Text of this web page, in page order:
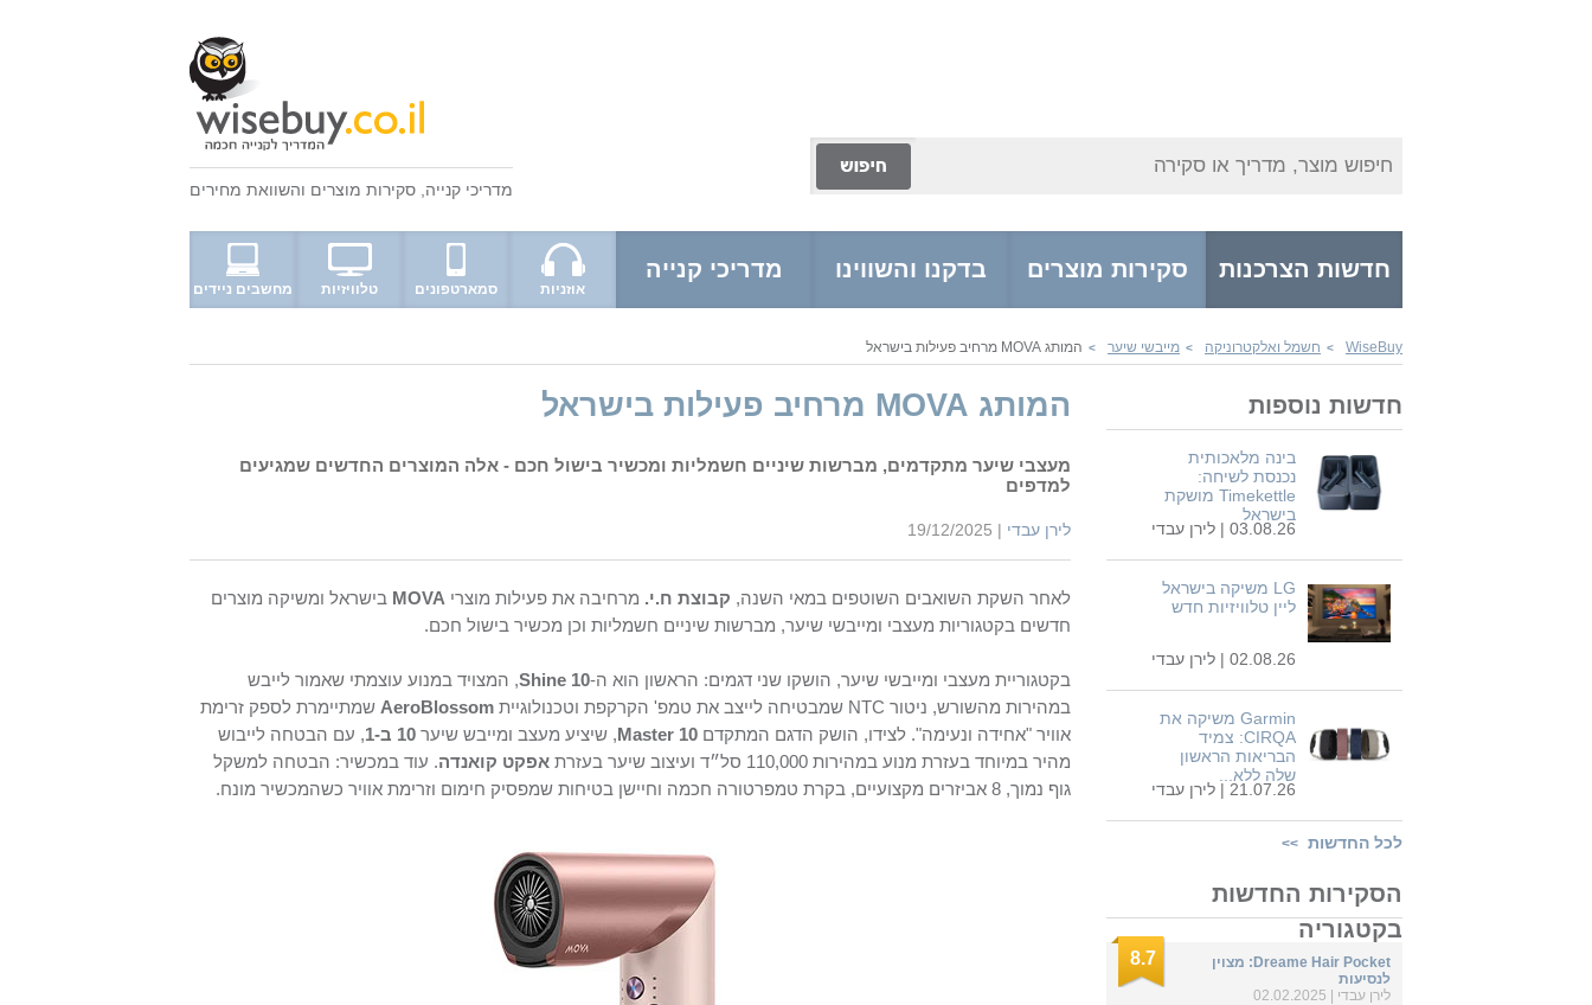
חיפוש מוצר, מדריך או סקירה
מדריכי קנייה סקירות מוצרים והשוואת מחירים
חדשות הצרכנות סקירות מוצרים בדקנו והשווינו מדריכי קנייה
אוזניות סמארטפונים טלוויזיות מחשבים ניידים
WiseBuy
> חשמל ואלקטרוניקה > מייבשי שיער > המותג MOVA מרחיב פעילות בישראל
חדשות נוספות
בינה מלאכותית
נכנסת לשיחה:
Timekettle מושקת
בישראל
03.08.26 | לירן עבדי
LG משיקה בישראל
ליין טלוויזיות חדש
02.08.26 | לירן עבדי
Garmin משיקה את
CIRQA: צמיד
הבריאות הראשון
שלה ללא...
21.07.26 | לירן עבדי
לכל החדשות >>
הסקירות החדשות
בקטגוריה
Dreame Hair Pocket: מצוין
לנסיעות
לירן עבדי
8.7
המותג MOVA מרחיב פעילות בישראל
מעצבי שיער מתקדמים, מברשות שיניים חשמליות ומכשיר בישול חכם - אלה המוצרים החדשים שמגיעים
למדפים
לירן עבדי |
לאחר השקת השואבים השוטפים במאי השנה, קבוצת ח.י. מרחיבה את פעילות מוצרי MOVA בישראל ומשיקה מוצרים
חדשים בקטגוריות מעצבי ומייבשי שיער, מברשות שיניים חשמליות וכן מכשיר בישול חכם.
בקטגוריית מעצבי ומייבשי שיער, הושקו שני דגמים: הראשון הוא ה-Shine 10, המצויד במנוע עוצמתי שאמור לייבש
במהירות מהשורש, ניטור NTC שמבטיחה לייצב את טמפ' הקרקפת וטכנולוגיית
AeroBlossom שמתיימרת לספק זרימת
אוויר "אחידה ונעימה". לצידו, הושק הדגם המתקדם Master 10, שיציע מעצב ומייבש שיער 10 ב-1
, עם הבטחה לייבוש
מהיר במיוחד בעזרת מנוע במהירות 110,000 סל״ד ועיצוב שיער בעזרת
אפקט קואנדה. עוד במכשיר: הבטחה למשקל
גוף נמוך, 8 אביזרים מקצועיים, בקרת טמפרטורה חכמה וחיישן בטיחות שמפסיק חימום וזרימת אוויר כשהמכשיר מונח.